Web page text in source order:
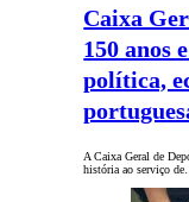
Caixa
150 anos
política,
A Caixa Geral de
história ao serviço